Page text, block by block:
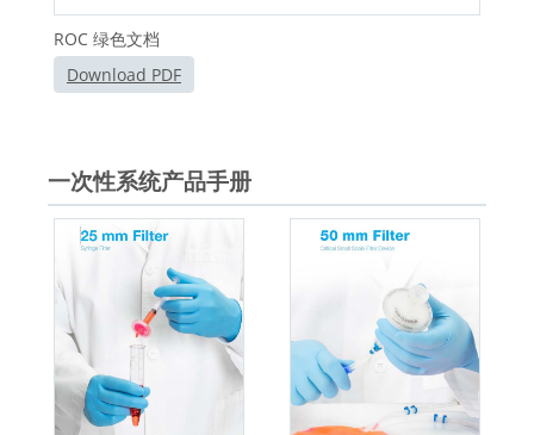
ROC 绿色文档
Download PDF
一次性系统产品手册